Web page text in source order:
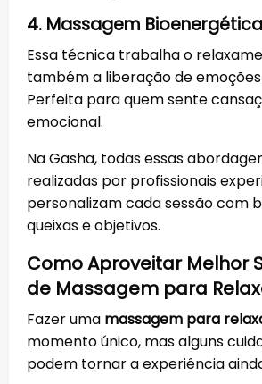
4. Massagem Bioenergética
Essa técnica trabalha o
também a liberação de
Perfeita para quem sente
emocional.
Na Gasha, todas essas
realizadas por profissionais
personalizam cada sessão com
queixas e objetivos.
Como Aproveitar Melhor
de Massagem para
Fazer uma massagem para
momento único, mas alguns
podem tornar a experiência